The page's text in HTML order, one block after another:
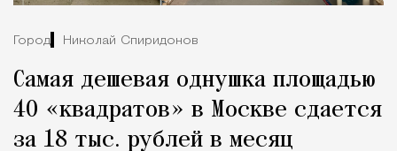
Город Николай Спиридонов
Самая дешевая однушка площадью
40 «квадратов» в Москве сдается
за 18 тыс. рублей в месяц